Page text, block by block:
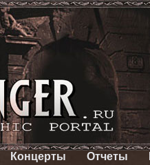
Концерты Отчеты